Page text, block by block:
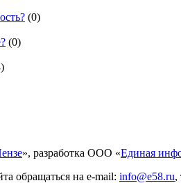
(0)
(0)
», разработка ООО «Единая
обращаться на e-mail: info@e58.ru,